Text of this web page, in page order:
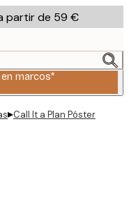
partir de 59 €
marcos*
▸Call It a Plan Póster